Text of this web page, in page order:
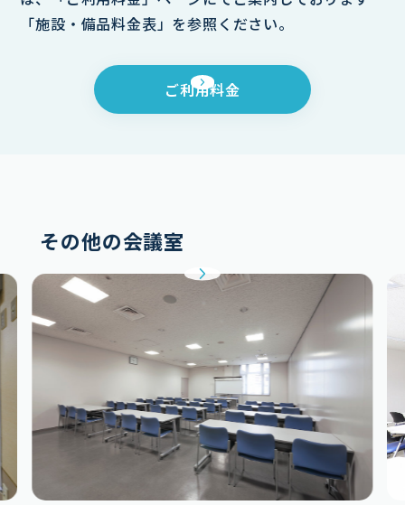
「施設・備品料金表」を参照ください。
ご利用料金
その他の会議室